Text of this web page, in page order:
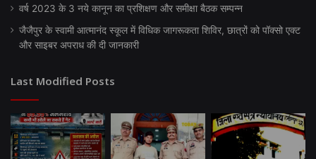
वर्ष 2023 के 3 नये कानून का प्रशिक्षण और समीक्षा बैठक सम्पन्न
जैजैपुर के स्वामी आत्मानंद स्कूल में विधिक जागरूकता शिविर, छात्रों को पॉक्सो एक्ट
और साइबर अपराध की दी जानकारी
Last Modified Posts